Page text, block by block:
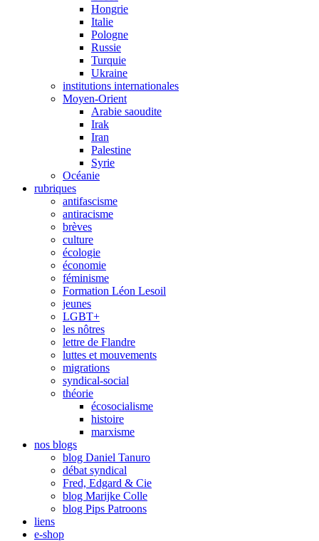
Hongrie
Italie
Pologne
Russie
Turquie
Ukraine
institutions internationales
Moyen-Orient
Arabie saoudite
Irak
Iran
Palestine
Syrie
Océanie
rubriques
antifascisme
antiracisme
brèves
culture
écologie
économie
féminisme
Formation Léon Lesoil
jeunes
LGBT+
les nôtres
lettre de Flandre
luttes et mouvements
migrations
syndical-social
théorie
écosocialisme
histoire
marxisme
nos blogs
blog Daniel Tanuro
débat syndical
Fred, Edgard & Cie
blog Marijke Colle
blog Pips Patroons
liens
e-shop